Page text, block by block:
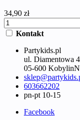
34,90 zł
Kontakt
Partykids.pl
ul. Diamentowa 4
05-600 Kobylin
603662202
pn-pt 10-15
Facebook